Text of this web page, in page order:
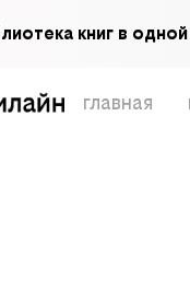
книг в
главная